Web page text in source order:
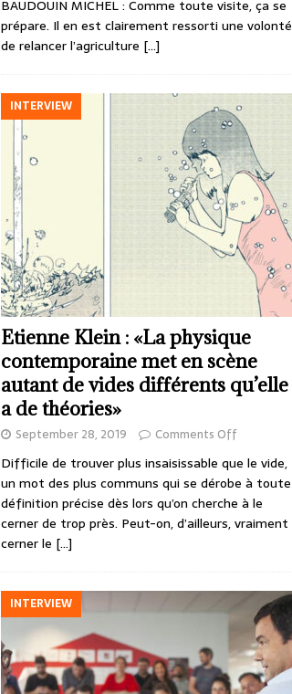
BAUDOUIN MICHEL : Comme toute visite, ça se
prépare. Il en est clairement ressorti une volonté
de relancer l’agriculture […]
INTERVIEW
Etienne Klein : «La physique
contemporaine met en scène
autant de vides différents qu’elle
a de théories»
September 28, 2019 Comments Off
Difficile de trouver plus insaisissable que le vide,
un mot des plus communs qui se dérobe à toute
définition précise dès lors qu’on cherche à le
cerner de trop près. Peut-on, d’ailleurs, vraiment
cerner le […]
INTERVIEW